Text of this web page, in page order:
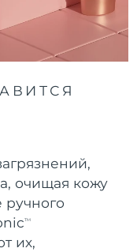
очищая кожу
ручного
TM
их,
8/11/26
дата доставки
8/10/26
дата доставки
дата доставки
дата доставки
8/13/26
дата доставки